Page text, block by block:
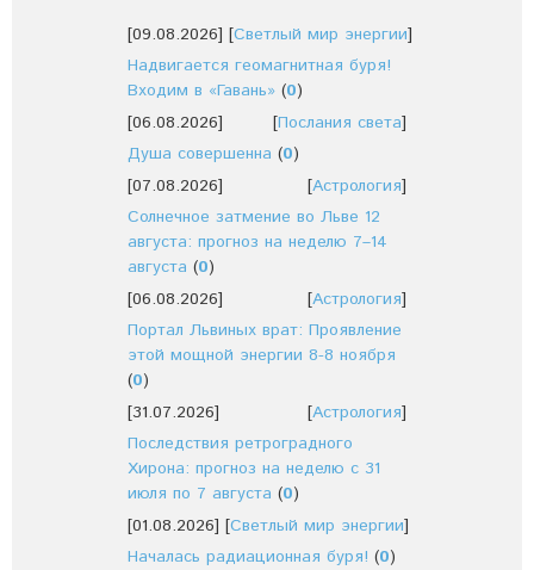
[09.08.2026] [Светлый мир энергии]
Надвигается геомагнитная буря!
Входим в «Гавань» (0)
[06.08.2026]
[Послания света]
Душа совершенна (0)
[07.08.2026]
[Астрология]
Солнечное затмение во Льве 12
августа: прогноз на неделю 7–14
августа (0)
[06.08.2026]
[Астрология]
Портал Львиных врат: Проявление
этой мощной энергии 8-8 ноября
(0)
[31.07.2026]
[Астрология]
Последствия ретроградного
Хирона: прогноз на неделю с 31
июля по 7 августа (0)
[01.08.2026] [Светлый мир энергии]
Началась радиационная буря! (0)